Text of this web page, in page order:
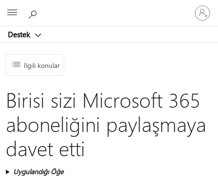
Destek
oturum
açın
İlgili konular
Birisi sizi Microsoft 365
aboneliğini paylaşmaya
davet etti
Uygulandığı Öğe